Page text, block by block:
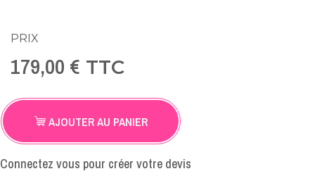
PRIX
179,00 € TTC
AJOUTER AU PANIER
Connectez vous pour créer votre devis